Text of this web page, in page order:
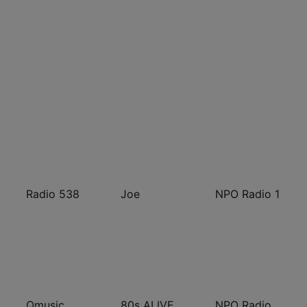
Radio 538 Joe NPO Radio 1